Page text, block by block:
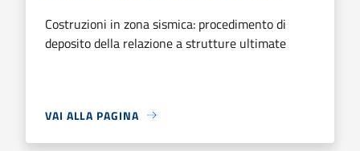
Costruzioni in zona sismica: procedimento di
deposito della relazione a strutture ultimate
VAI ALLA PAGINA